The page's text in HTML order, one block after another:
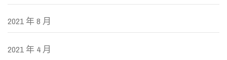
2021 年 8 月
2021 年 4 月